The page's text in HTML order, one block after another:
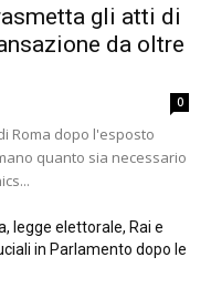
gli atti di
da oltre
0
Roma dopo l'esposto
quanto sia necessario
legge elettorale, Rai e
in Parlamento dopo le